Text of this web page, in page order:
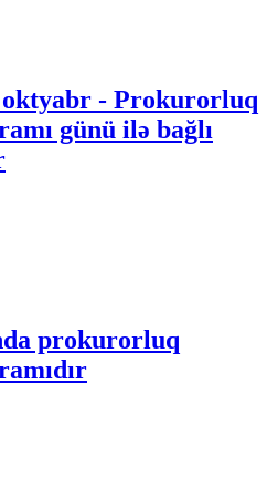
oktyabr - Prokurorluq
günü ilə bağlı
prokurorluq